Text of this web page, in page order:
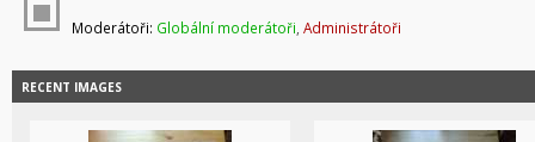
Moderátoři: Globální moderátoři Administrátoři
RECENT IMAGES